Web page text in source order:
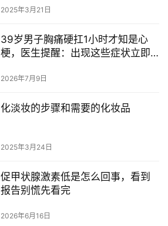
2025年3月21日
39岁男子胸痛硬扛1小时才知是心
梗，医生提醒：出现这些症状立即
2026年7月9日
化淡妆的步骤和需要的化妆品
2025年3月24日
促甲状腺激素低是怎么回事，看到
报告别慌先看完
2026年6月16日